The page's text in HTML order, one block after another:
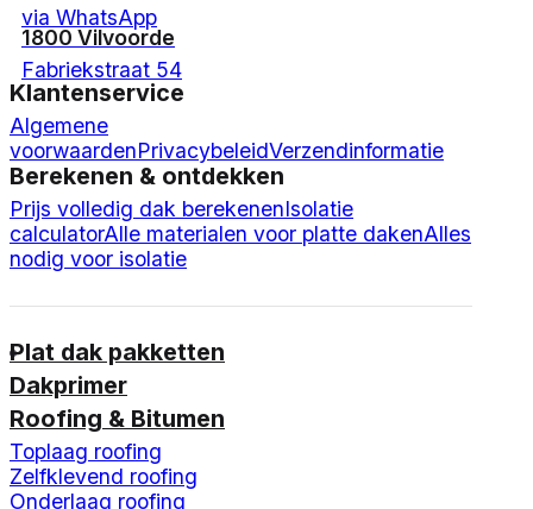
via WhatsApp
1800 Vilvoorde
Fabriekstraat 54
Klantenservice
Algemene
voorwaardenPrivacybeleidVerzendinformatie
Berekenen & ontdekken
Prijs volledig dak berekenenIsolatie
calculatorAlle materialen voor platte dakenAlles
nodig voor isolatie
Plat dak pakketten
Dakprimer
Roofing & Bitumen
Toplaag roofing
Zelfklevend roofing
Onderlaag roofing